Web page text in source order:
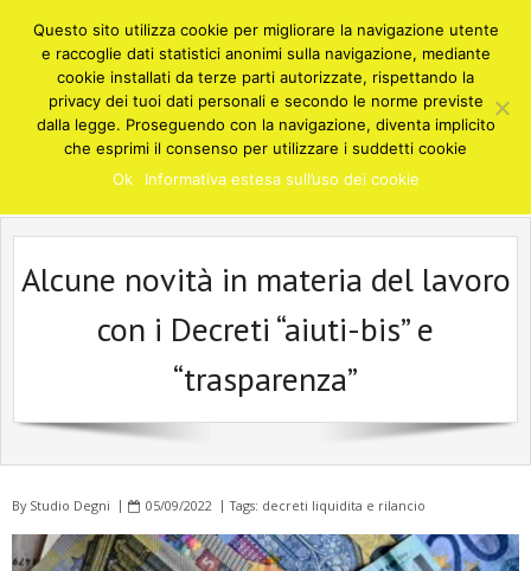
content
STUDIO COMMERCIALISTA DEGNI
Cusano Milanino
Consulenze e soluzioni in ambito fiscale, finanziario, contabile,
societario, amministrativo - Cusano Milanino Milano
Alcune novità in materia del lavoro
con i Decreti “aiuti-bis” e
“trasparenza”
By Studio Degni 05/09/2022 Tags: decreti liquidita e rilancio
Questo sito utilizza cookie per migliorare la navigazione utente
e raccoglie dati statistici anonimi sulla navigazione, mediante
cookie installati da terze parti autorizzate, rispettando la
privacy dei tuoi dati personali e secondo le norme previste
dalla legge. Proseguendo con la navigazione, diventa implicito
che esprimi il consenso per utilizzare i suddetti cookie
Ok
Informativa estesa sull’uso dei cookie